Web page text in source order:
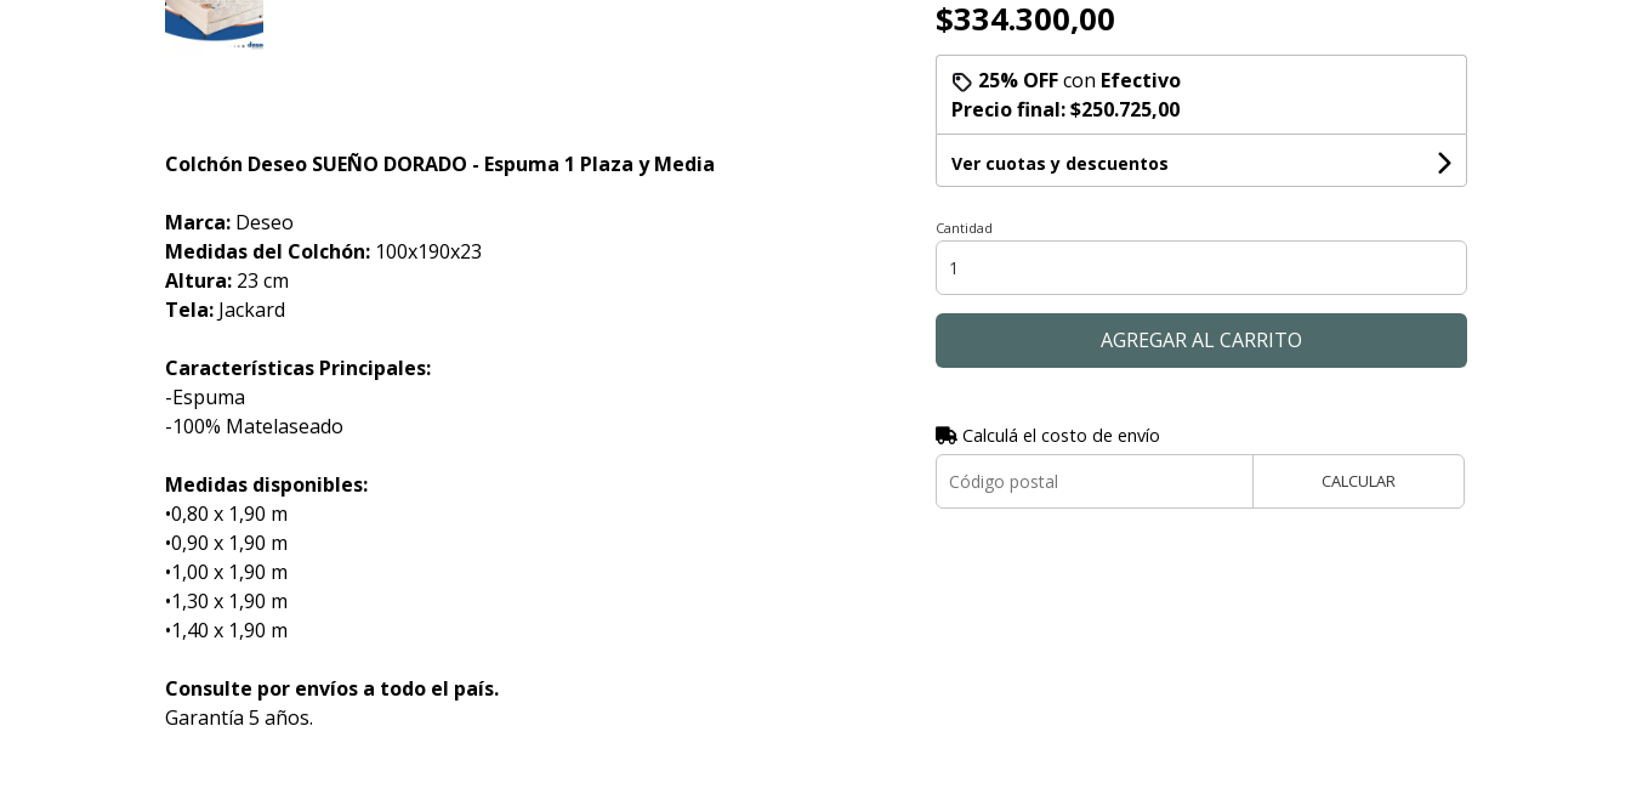
Colchón Deseo SUEÑO DORADO - Espuma 1 Plaza y Media
Marca:Deseo
Medidas del Colchón: 100x190x23
Altura:23 cm
Tela:Jackard
Características Principales:
-Espuma
-100% Matelaseado
Medidas disponibles:
•0,80 x 1,90 m
•0,90 x 1,90 m
•1,00 x 1,90 m
•1,30 x 1,90 m
•1,40 x 1,90 m
Consulte por envíos a todo el país.
Garantía 5 años.
$334.300,00
25% OFFcon Efectivo
Precio final:$250.725,00
Ver cuotas y descuentos
Cantidad
AGREGAR AL CARRITO
Calculá el costo de envío
CALCULAR